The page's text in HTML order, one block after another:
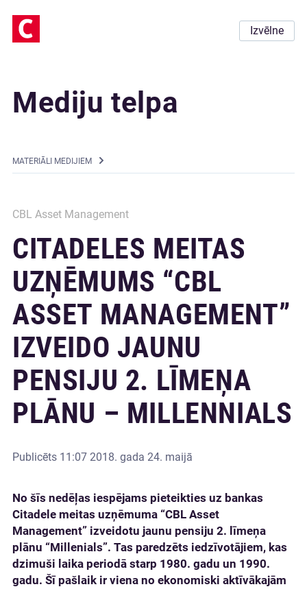
Izvēlne
Mediju telpa
MATERIĀLI MEDIJIEM
CBL Asset Management
CITADELES MEITAS
UZŅĒMUMS “CBL
ASSET MANAGEMENT”
IZVEIDO JAUNU
PENSIJU 2. LĪMEŅA
PLĀNU – MILLENNIALS
Publicēts 11:07 2018. gada 24. maijā
No šīs nedēļas iespējams pieteikties uz bankas
Citadele meitas uzņēmuma “CBL Asset
Management” izveidotu jaunu pensiju 2. līmeņa
plānu “Millenials”. Tas paredzēts iedzīvotājiem, kas
dzimuši laika periodā starp 1980. gadu un 1990.
gadu. Šī pašlaik ir viena no ekonomiski aktīvākajām